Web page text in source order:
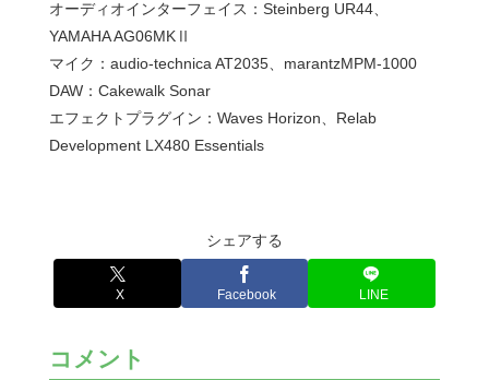
オーディオインターフェイス：Steinberg UR44、
YAMAHA AG06MKⅡ
マイク：audio-technica AT2035、marantzMPM-1000
DAW：Cakewalk Sonar
エフェクトプラグイン：Waves Horizon、Relab
Development LX480 Essentials
シェアする
X Facebook LINE
コメント